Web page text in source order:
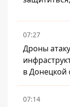
07:27
Дроны
в Донецкой
07:14